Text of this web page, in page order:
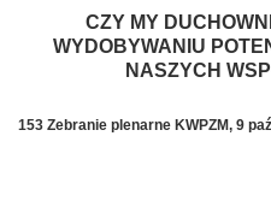
CZY MY
WYDOBYWANIU
NASZYCH
153 Zebranie plenarne KWPZM, 9